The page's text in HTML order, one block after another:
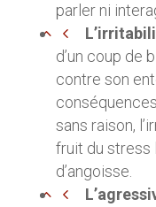
parler ni
d’un coup de
contre son
sans raison,
fruit du stress
d’angoisse.